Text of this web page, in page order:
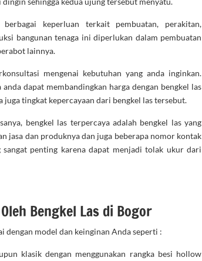
keperluan terkait pembuatan, perakitan,
bangunan tenaga ini diperlukan dalam pembuatan
lainnya.
mengenai kebutuhan yang anda inginkan.
dapat membandingkan harga dengan bengkel las
tingkat kepercayaan dari bengkel las tersebut.
bengkel las terpercaya adalah bengkel las yang
jasa dan produknya dan juga beberapa nomor kontak
penting karena dapat menjadi tolak ukur dari
Bengkel Las di Bogor
dengan model dan keinginan Anda seperti :
klasik dengan menggunakan rangka besi hollow